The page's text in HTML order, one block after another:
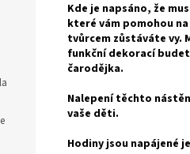
Kde je napsáno, že
které vám pomohou
tvůrcem zůstáváte vy.
funkční dekorací
čarodějka.
Nalepení těchto
vaše děti.
Hodiny jsou napájené